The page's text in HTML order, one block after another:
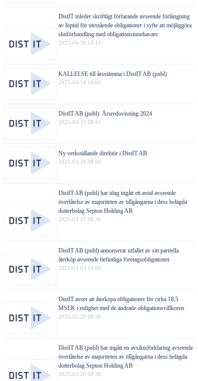
2025-04-28 15:15
DistIT inleder skriftligt förfarande avseende förlängning
av löptid för utestående obligationer i syfte att möjliggöra
slutförhandling med obligationsinnehavare
2025-04-24 14:00
KALLELSE till årsstämma i DistIT AB (publ)
2025-04-15 08:45
DistIT AB (publ): Årsredovisning 2024
2025-03-26 08:00
Ny verkställande direktör i DistIT AB
2025-03-17 08:30
DistIT AB (publ) har idag ingått ett avtal avseende
överlåtelse av majoriteten av tillgångarna i dess helägda
dotterbolag Septon Holding AB
2025-03-03 14:00
DistIT AB (publ) annonserar utfallet av sitt partiella
återköp avseende befintliga företagsobligationer
2025-02-28 08:30
DistIT avser att återköpa obligationer för cirka 18,5
MSEK i enlighet med de ändrade obligationsvillkoren
2025-02-26 08:30
DistIT AB (publ) har ingått en avsiktsförklaring avseende
överlåtelse av majoriteten av tillgångarna i dess helägda
dotterbolag Septon Holding AB